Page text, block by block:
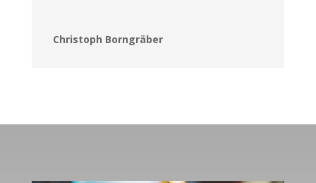
Christoph Borngräber